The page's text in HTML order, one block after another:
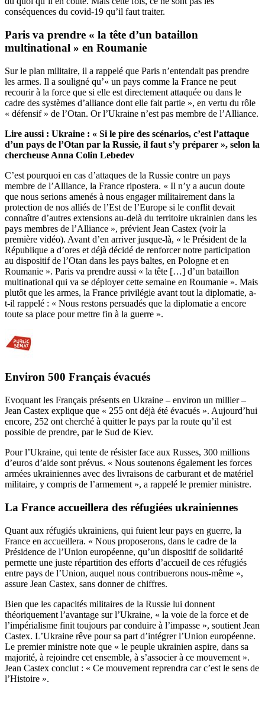
conséquences du covid-19 qu’il faut traiter.
Paris va prendre « la tête d’un bataillon
multinational » en Roumanie
Sur le plan militaire, il a rappelé que Paris n’entendait pas prendre
les armes. Il a souligné qu’« un pays comme la France ne peut
recourir à la force que si elle est directement attaquée ou dans le
cadre des systèmes d’alliance dont elle fait partie », en vertu du rôle
« défensif » de l’Otan. Or l’Ukraine n’est pas membre de l’Alliance.
Lire aussi : Ukraine : « Si le pire des scénarios, c’est l’attaque
d’un pays de l’Otan par la Russie, il faut s’y préparer », selon la
chercheuse Anna Colin Lebedev
C’est pourquoi en cas d’attaques de la Russie contre un pays
membre de l’Alliance, la France ripostera. « Il n’y a aucun doute
que nous serions amenés à nous engager militairement dans la
protection de nos alliés de l’Est de l’Europe si le conflit devait
connaître d’autres extensions au-delà du territoire ukrainien dans les
pays membres de l’Alliance », prévient Jean Castex (voir la
première vidéo). Avant d’en arriver jusque-là, « le Président de la
République a d’ores et déjà décidé de renforcer notre participation
au dispositif de l’Otan dans les pays baltes, en Pologne et en
Roumanie ». Paris va prendre aussi « la tête […] d’un bataillon
multinational qui va se déployer cette semaine en Roumanie ». Mais
plutôt que les armes, la France privilégie avant tout la diplomatie, a-
t-il rappelé : « Nous restons persuadés que la diplomatie a encore
toute sa place pour mettre fin à la guerre ».
Environ 500 Français évacués
Evoquant les Français présents en Ukraine – environ un millier –
Jean Castex explique que « 255 ont déjà été évacués ». Aujourd’hui
encore, 252 ont cherché à quitter le pays par la route qu’il est
possible de prendre, par le Sud de Kiev.
Pour l’Ukraine, qui tente de résister face aux Russes, 300 millions
d’euros d’aide sont prévus. « Nous soutenons également les forces
armées ukrainiennes avec des livraisons de carburant et de matériel
militaire, y compris de l’armement », a rappelé le premier ministre.
La France accueillera des réfugiées ukrainiennes
Quant aux réfugiés ukrainiens, qui fuient leur pays en guerre, la
France en accueillera. « Nous proposerons, dans le cadre de la
Présidence de l’Union européenne, qu’un dispositif de solidarité
permette une juste répartition des efforts d’accueil de ces réfugiés
entre pays de l’Union, auquel nous contribuerons nous-même »,
assure Jean Castex, sans donner de chiffres.
Bien que les capacités militaires de la Russie lui donnent
théoriquement l’avantage sur l’Ukraine, « la voie de la force et de
l’impérialisme finit toujours par conduire à l’impasse », soutient Jean
Castex. L’Ukraine rêve pour sa part d’intégrer l’Union européenne.
Le premier ministre note que « le peuple ukrainien aspire, dans sa
majorité, à rejoindre cet ensemble, à s’associer à ce mouvement ».
Jean Castex conclut : « Ce mouvement reprendra car c’est le sens de
l’Histoire ».